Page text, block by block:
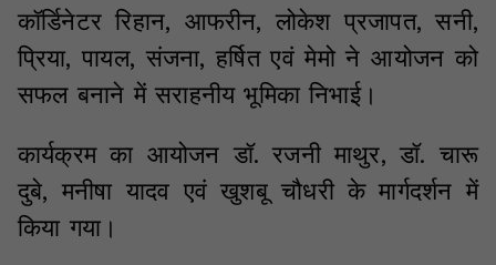
कॉर्डिनेटर रिहान, आफरीन, लोकेश प्रजापत, सनी,
प्रिया, पायल, संजना, हर्षित एवं मेमो ने आयोजन को
सफल बनाने में सराहनीय भूमिका निभाई।
कार्यक्रम का आयोजन डॉ. रजनी माथुर, डॉ. चारू
दुबे, मनीषा यादव एवं खुशबू चौधरी के मार्गदर्शन में
किया गया।